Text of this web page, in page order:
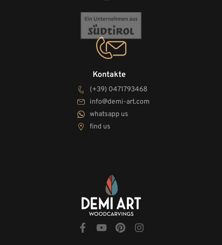
Kontakte
(+39) 0471793468
info@demi-art.com
whatsapp us
find us